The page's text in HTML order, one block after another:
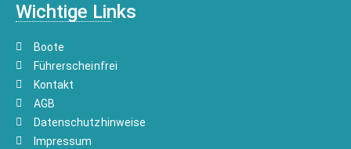
Wichtige Links
Boote
Führerscheinfrei
Kontakt
AGB
Datenschutzhinweise
Impressum